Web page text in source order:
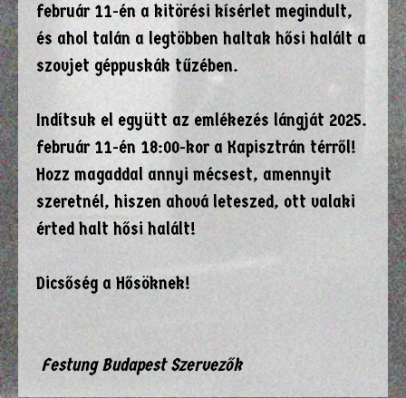
február 11-én a kitörési kísérlet megindult,
és ahol talán a legtöbben haltak hősi halált a
szovjet géppuskák tűzében.
Indítsuk el együtt az emlékezés lángját 2025.
február 11-én 18:00-kor a Kapisztrán térről!
Hozz magaddal annyi mécsest, amennyit
szeretnél, hiszen ahová leteszed, ott valaki
érted halt hősi halált!
Dicsőség a Hősöknek!
Festung Budapest Szervezők